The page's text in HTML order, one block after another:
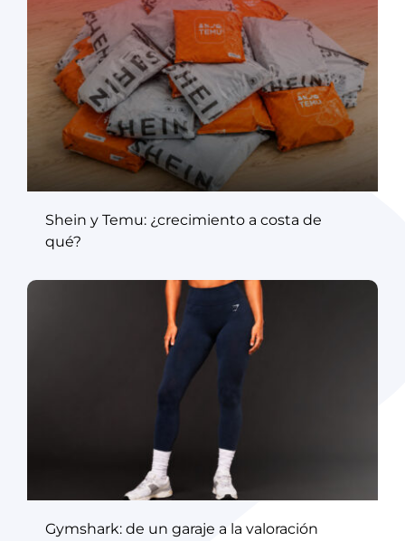
Shein y Temu: ¿crecimiento a costa de
qué?
Gymshark: de un garaje a la valoración